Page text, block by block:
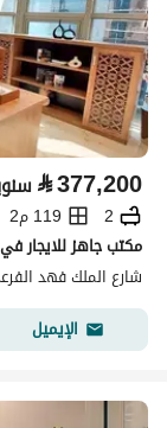
⃁377,200
2
119 م2
مكتب جاهز للايجار
شارع الملك فهد
الإيميل